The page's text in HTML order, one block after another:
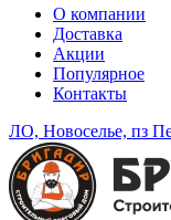
О компании
Доставка
Акции
Популярное
Контакты
ЛО, Новоселье, пз